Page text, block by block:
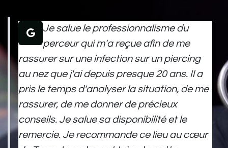
Je salue le professionnalisme du
perceur qui m'a reçue afin de me
rassurer sur une infection sur un piercing
au nez que j'ai depuis presque 20 ans. Il a
pris le temps d'analyser la situation, de me
rassurer, de me donner de précieux
conseils. Je salue sa disponibilité et le
remercie. Je recommande ce lieu au cœur